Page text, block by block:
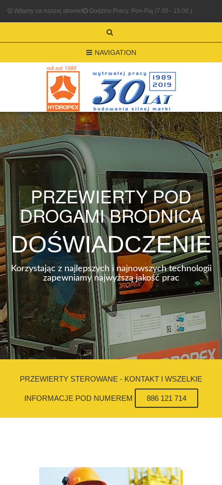
Witamy na naszej stronie! Godziny Pracy: Pon-Pią (7.00 - 15.00 )
NAVIGATION
PRZEWIERTY POD
DROGAMI BRODNICA
DOŚWIADCZENIE
Korzystając z najlepszych i najnowszych technologii
zapewniamy najwyższą jakość prac
PRZEWIERTY STEROWANE - KONTAKT I WSZELKIE
INFORMACJE POD NUMEREM 886 121 714